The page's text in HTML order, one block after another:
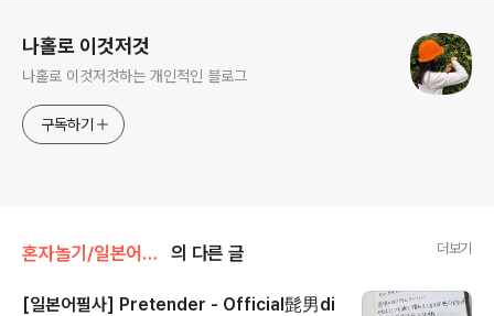
나홀로 이것저것
나홀로 이것저것하는 개인적인 블로그
구독하기
혼자놀기/일본어필사 의 다른 글 더보기
[일본어필사] Pretender - Official髭男di